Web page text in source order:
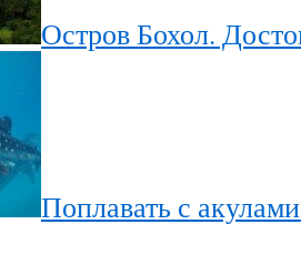
Остров Бохол.
Поплавать с